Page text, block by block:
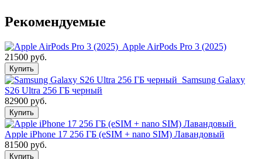
Рекомендуемые
Apple AirPods Pro 3 (2025)
21500 руб.
Купить
Samsung Galaxy
S26 Ultra 256 ГБ черный
82900 руб.
Купить
Apple iPhone 17 256 ГБ (eSIM + nano SIM) Лавандовый
81500 руб.
Купить